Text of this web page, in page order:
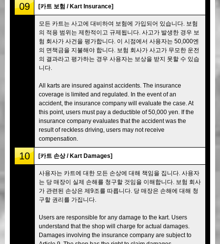
09 [카트 보험 / Kart Insurance]
모든 카트는 사고에 대비하여 보험에 가입되어 있습니다. 보험
의 적용 범위는 제한적이고 규제됩니다. 사고가 발생한 경우 보
험 회사가 사건을 평가합니다. 이 시점에서 사용자는 50,000엔
의 면책금을 지불해야 합니다. 보험 회사가 사고가 무모한 운전
의 결과라고 평가하는 경우 사용자는 보상을 받지 못할 수 있습
니다.
All karts are insured against accidents. The insurance
coverage is limited and regulated. In the event of an
accident, the insurance company will evaluate the case. At
this point, users must pay a deductible of 50,000 yen. If the
insurance company evaluates that the accident was the
result of reckless driving, users may not receive
compensation.
10 [카트 손상 / Kart Damages]
사용자는 카트에 대한 모든 손상에 대해 책임을 집니다. 사용자
는 당 매장이 실제 손해를 청구할 것임을 이해합니다. 보험 회사
가 관련된 손상은 제9조를 따릅니다. 당 매장은 손해에 대해 청
구할 권리를 가집니다.
Users are responsible for any damage to the kart. Users
understand that the shop will charge for actual damages.
Damages involving the insurance company are subject to